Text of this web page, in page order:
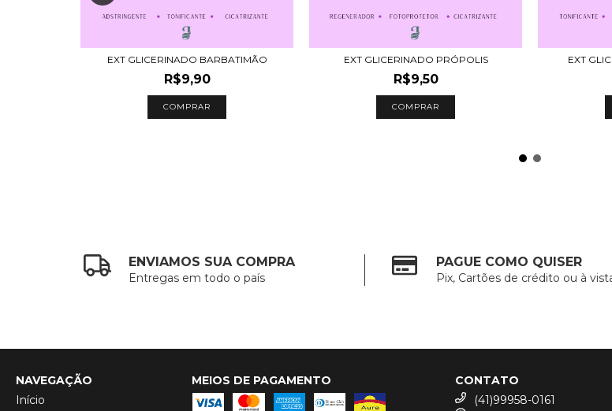
EXT GLICERINADO BARBATIMÃO
R$9,90
COMPRAR
EXT GLICERINADO PRÓPOLIS
R$9,50
COMPRAR
EXT
ENVIAMOS SUA COMPRA
Entregas em todo o país
PAGUE COMO QUISER
Pix, Cartões de crédito ou à
NAVEGAÇÃO
Início
MEIOS DE PAGAMENTO
CONTATO
(41)99958-0161